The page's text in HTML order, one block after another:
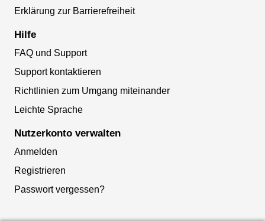
Erklärung zur Barrierefreiheit
Hilfe
FAQ und Support
Support kontaktieren
Richtlinien zum Umgang miteinander
Leichte Sprache
Nutzerkonto verwalten
Anmelden
Registrieren
Passwort vergessen?